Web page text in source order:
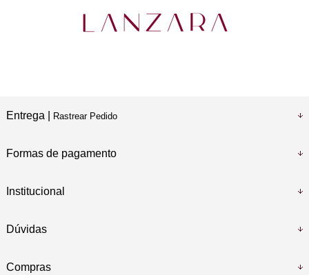
Entrega | Rastrear Pedido
Formas de pagamento
Institucional
Dúvidas
Compras